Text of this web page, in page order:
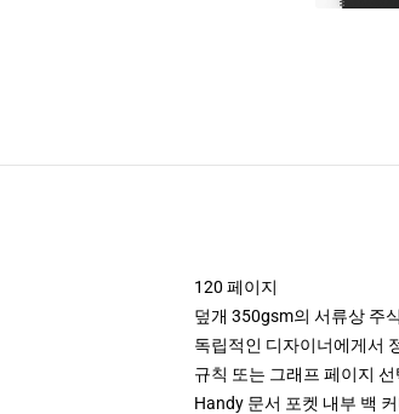
120 페이지
덮개 350gsm의 서류상 주
독립적인 디자이너에게서
규칙 또는 그래프 페이지 선
Handy 문서 포켓 내부 백